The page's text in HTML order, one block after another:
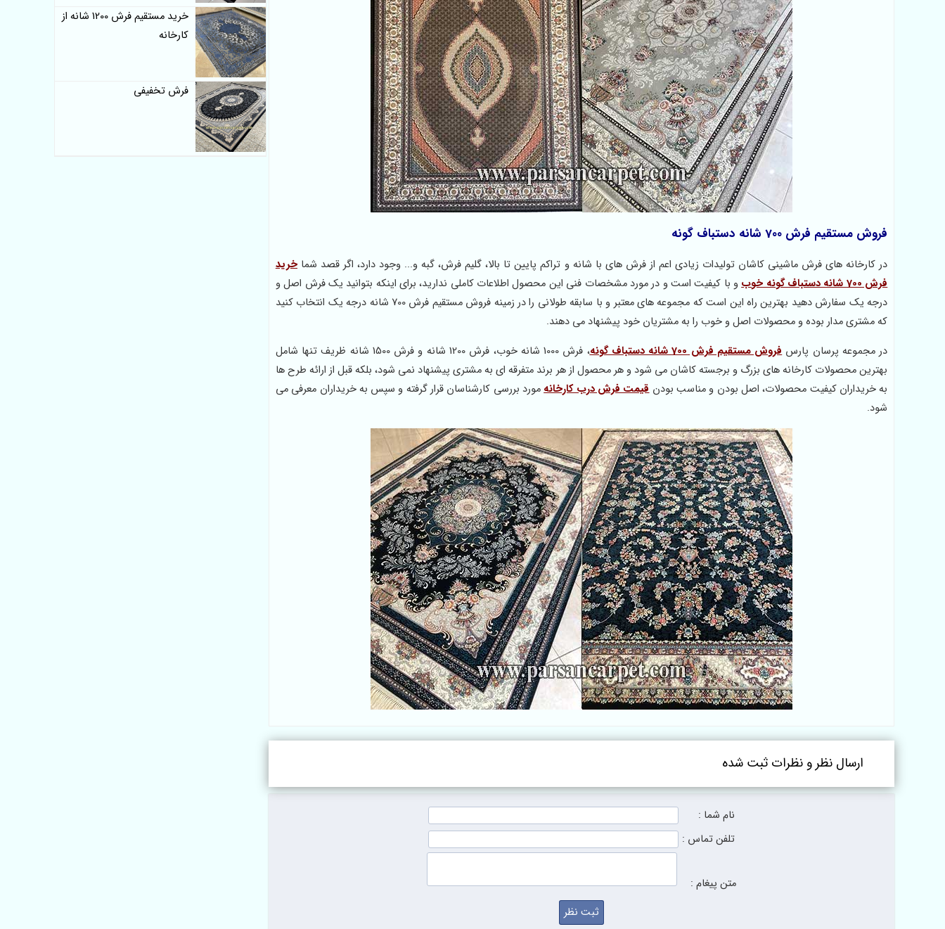
فروش مستقیم فرش 700 شانه دستباف گونه
در کارخانه های فرش ماشینی کاشان تولیدات زیادی اعم از فرش های با شانه و تراکم پایین تا بالا، گلیم فرش، گبه و... وجود دارد، اگر قصد شماخرید
فرش 700 شانه دستباف گونه خوب
و با کیفیت است و در مورد مشخصات فنی این محصول اطلاعات کاملی ندارید، برای اینکه بتوانید یک فرش اصل و
درجه یک سفارش دهید بهترین راه این است که مجموعه های معتبر و با سابقه طولانی را در زمینه فروش مستقیم فرش 700 شانه درجه یک انتخاب کنید
که مشتری مدار بوده و محصولات اصل و خوب را به مشتریان خود پیشنهاد می دهند.
در مجموعه پرسان پارسفروش مستقیم فرش 700 شانه دستباف گونه
، فرش 1000 شانه خوب، فرش 1200 شانه و فرش 1500 شانه ظریف تنها شامل
بهترین محصولات کارخانه های بزرگ و برجسته کاشان می شود و هر محصول از هر برند متفرقه ای به مشتری پیشنهاد نمی شود، بلکه قبل از ارائه طرح ها
به خریداران کیفیت محصولات، اصل بودن و مناسب بودنقیمت فرش درب کارخانهمورد بررسی کارشناسان قرار گرفته و سپس به خریداران معرفی می
شود.
ارسال نظر و نظرات ثبت شده
نام شما :
تلفن تماس :
متن پیغام :
خرید مستقیم فرش 1200 شانه از
کارخانه
فرش تخفیفی